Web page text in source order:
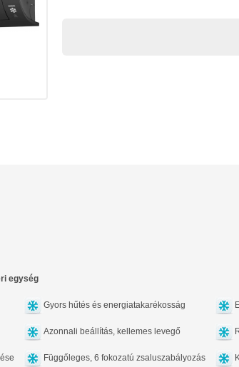
egység
Gyors hűtés és energiatakarékosság
Azonnali beállítás, kellemes levegő
Függőleges, 6 fokozatú zsaluszabályozás